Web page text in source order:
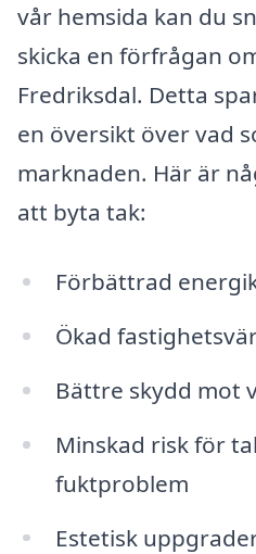
vår hemsida kan du
skicka en förfrågan
Fredriksdal. Detta
en översikt över vad
marknaden. Här är
att byta tak:
Förbättrad
Ökad
Bättre skydd mot
Minskad risk för
fuktproblem
Estetisk